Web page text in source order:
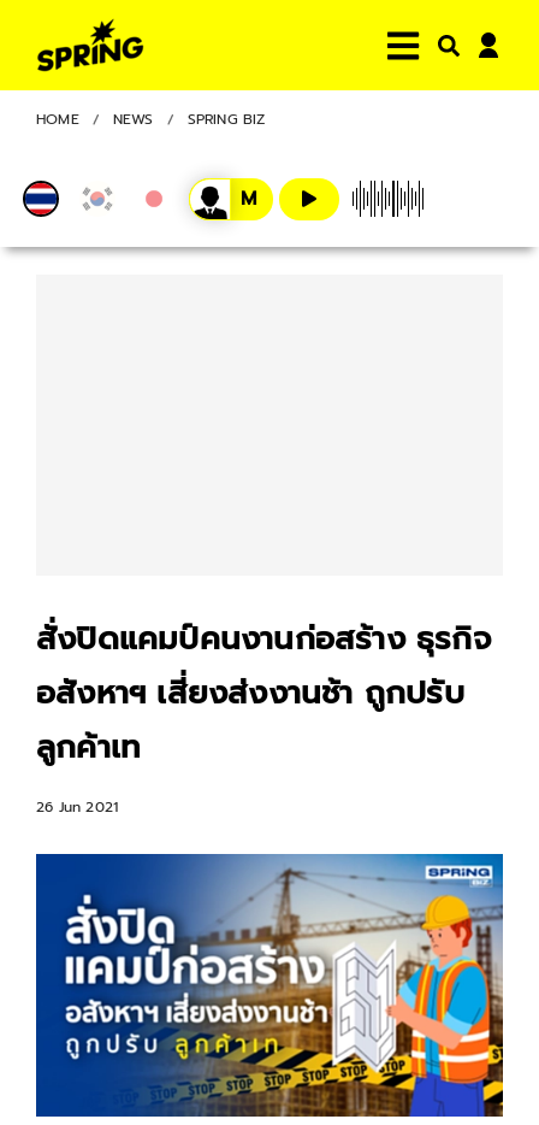
HOME NEWS SPRING BIZ
สั่งปิดแคมป์คนงานก่อสร้าง ธุรกิจ
อสังหาฯ เสี่ยงส่งงานช้า ถูกปรับ
ลูกค้าเท
26 Jun 2021